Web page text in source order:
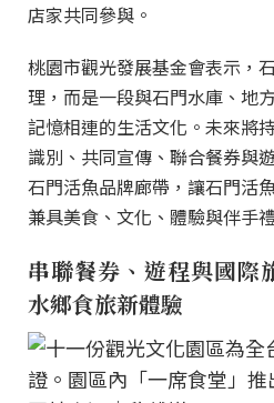
店家共同參與。
桃園市觀光發展基金會表示，
理，而是一段與石門水庫、地
記憶相連的生活文化。未來將
識別、共同宣傳、聯合餐券與
石門活魚品牌廊帶，讓石門活
兼具美食、文化、體驗與伴手
串聯餐券、遊程與國
水鄉食旅新體驗